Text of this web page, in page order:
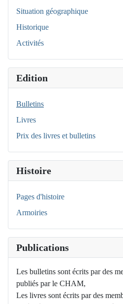
Situation géographique
Historique
Activités
Edition
Bulletins
Livres
Prix des livres et bulletins
Histoire
Pages d'histoire
Armoiries
Publications
Les bulletins sont écrits par des
publiés par le CHAM,
Les livres sont écrits par des